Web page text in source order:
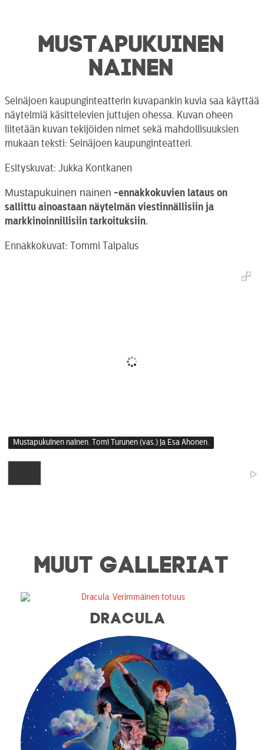
MUSTAPUKUINEN
NAINEN
Seinäjoen kaupunginteatterin kuvapankin kuvia saa käyttää
näytelmiä käsittelevien juttujen ohessa. Kuvan oheen
liitetään kuvan tekijöiden nimet sekä mahdollisuuksien
mukaan teksti: Seinäjoen kaupunginteatteri.
Esityskuvat: Jukka Kontkanen
Mustapukuinen nainen -ennakkokuvien lataus on
sallittu ainoastaan näytelmän viestinnällisiin ja
markkinoinnillisiin tarkoituksiin.
Ennakkokuvat: Tommi Taipalus
Mustapukuinen nainen. Tomi Turunen (vas.) ja Esa Ahonen.
MUUT GALLERIAT
DRACULA